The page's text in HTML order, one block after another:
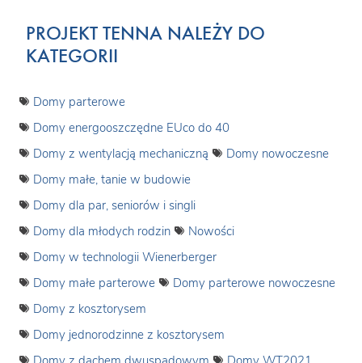
PROJEKT TENNA NALEŻY DO
KATEGORII
Domy parterowe
Domy energooszczędne EUco do 40
Domy z wentylacją mechaniczną
Domy nowoczesne
Domy małe, tanie w budowie
Domy dla par, seniorów i singli
Domy dla młodych rodzin
Nowości
Domy w technologii Wienerberger
Domy małe parterowe
Domy parterowe nowoczesne
Domy z kosztorysem
Domy jednorodzinne z kosztorysem